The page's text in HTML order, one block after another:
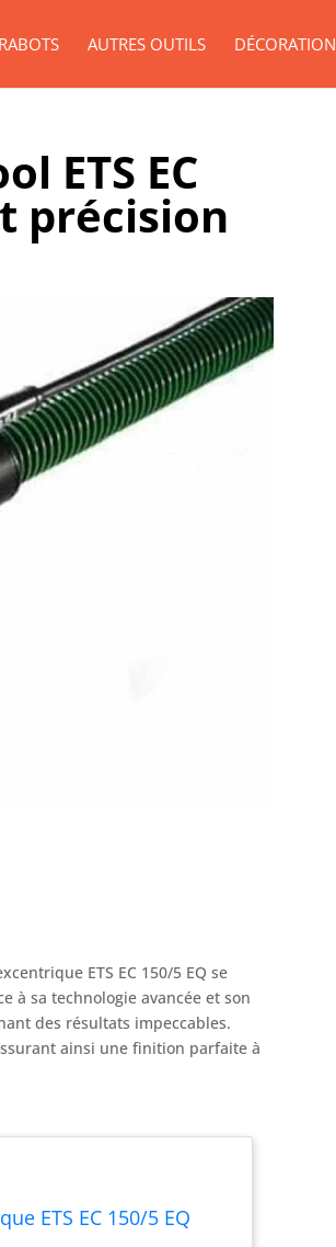
RABOTS AUTRES OUTILS DÉCORATION
ETS EC
précision
ETS EC 150/5 EQ se
à sa technologie avancée et son
des résultats impeccables.
ainsi une finition parfaite à
ETS EC 150/5 EQ